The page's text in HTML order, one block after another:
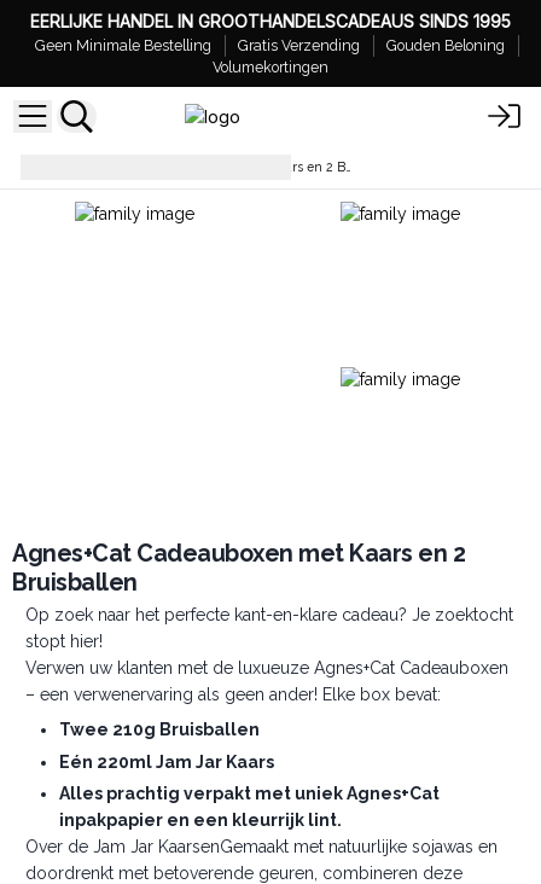
EERLIJKE HANDEL IN GROOTHANDELSCADEAUS SINDS 1995
Geen Minimale Bestelling Gratis Verzending
Gouden Beloning
Volumekortingen
Agnes+Cat Cadeauboxen met Kaars en 2 Bruisballen
Agnes+Cat Cadeauboxen met Kaars en 2
Bruisballen
Op zoek naar het perfecte kant-en-klare cadeau? Je zoektocht
stopt hier!
Verwen uw klanten met de luxueuze Agnes+Cat Cadeauboxen
– een verwenervaring als geen ander! Elke box bevat:
Twee 210g Bruisballen
Eén 220ml Jam Jar Kaars
Alles prachtig verpakt met uniek Agnes+Cat
inpakpapier en een kleurrijk lint.
Over de Jam Jar KaarsenGemaakt met natuurlijke sojawas en
doordrenkt met betoverende geuren, combineren deze